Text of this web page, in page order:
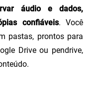
áudio e dados,
confiáveis. Você
pastas, prontos para
Drive ou pendrive,